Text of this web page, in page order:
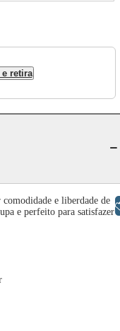
retira
e liberdade de
e perfeito para satisfazer
Libras